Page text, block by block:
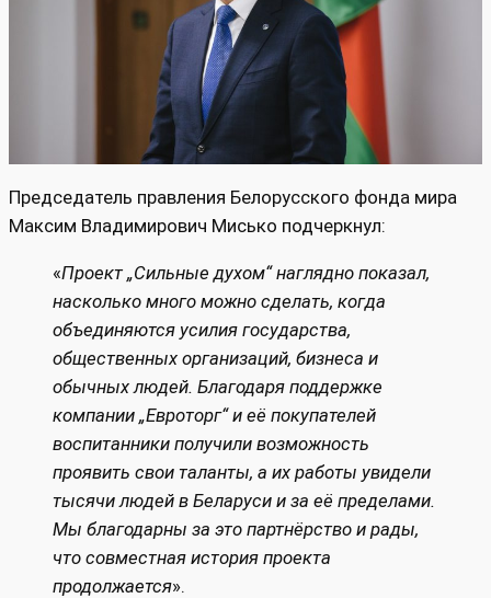
Председатель правления Белорусского фонда мира
Максим Владимирович Мисько подчеркнул:
«Проект „Сильные духом“ наглядно показал,
насколько много можно сделать, когда
объединяются усилия государства,
общественных организаций, бизнеса и
обычных людей. Благодаря поддержке
компании „Евроторг“ и её покупателей
воспитанники получили возможность
проявить свои таланты, а их работы увидели
тысячи людей в Беларуси и за её пределами.
Мы благодарны за это партнёрство и рады,
что совместная история проекта
продолжается».